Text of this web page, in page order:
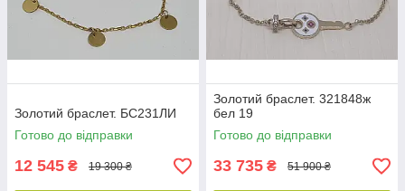
Золотий браслет. БС231ЛИ
Готово до відправки
12 545 ₴ 19 300 ₴
Золотий браслет. 321848ж
бел 19
Готово до відправки
33 735 ₴ 51 900 ₴